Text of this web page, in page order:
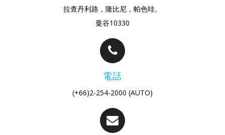
拉查丹利路，隆比尼，帕色哇。
曼谷10330
電話
(+66)2-254-2000 (AUTO)